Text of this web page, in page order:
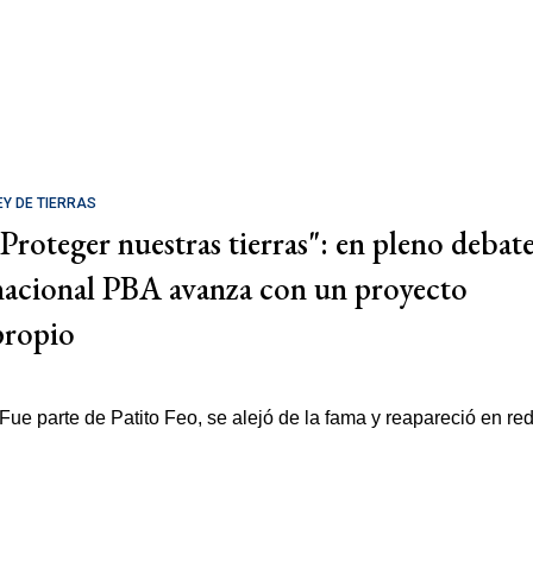
DE TIERRAS
nuestras tierras": en pleno
PBA avanza con un proyecto